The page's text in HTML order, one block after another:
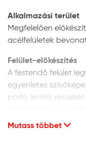
Alkalmazási terület
Megfelelően
acélfelületek
Felület-előkészítés
A festendő felület
egyenletes
porló, leváló
max. 5%
Mutass többet